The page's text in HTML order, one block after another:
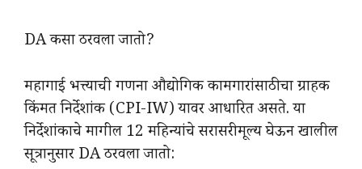
DA कसा ठरवला जातो?
महागाई भत्त्याची गणना औद्योगिक कामगारांसाठीचा ग्राहक
किंमत निर्देशांक (CPI-IW) यावर आधारित असते. या
निर्देशांकाचे मागील 12 महिन्यांचे सरासरी मूल्य घेऊन खालील
सूत्रानुसार DA ठरवला जातो: